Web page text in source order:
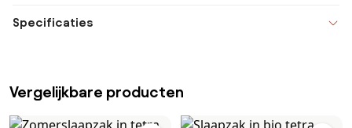
Specificaties
Vergelijkbare producten